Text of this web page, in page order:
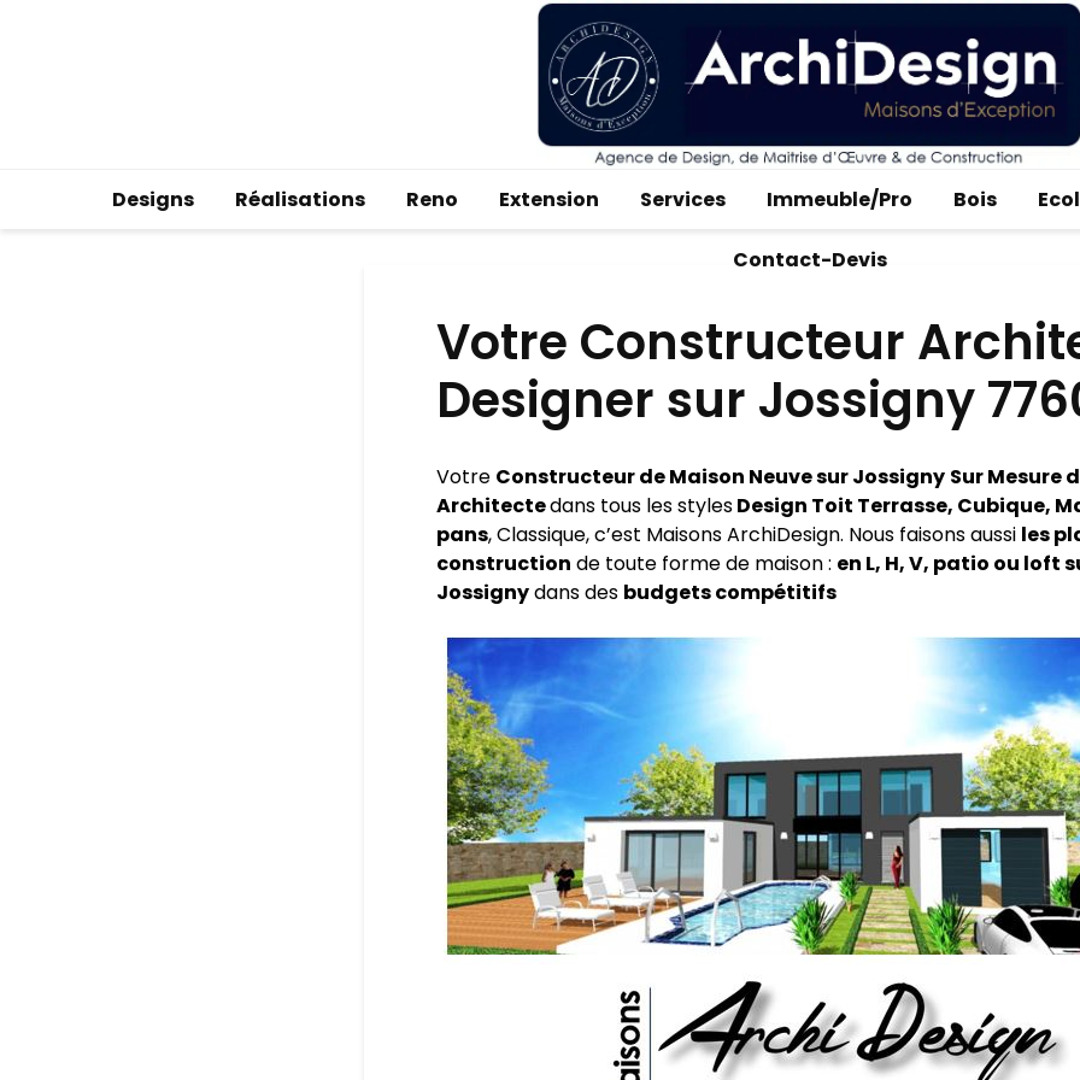
Designs Réalisations Reno Extension Services Immeuble/Pro Bois
Contact-Devis
Votre Constructeur
Designer sur Jossigny
Votre Constructeur de Maison Neuve sur Jossigny Sur Mesure d
Architectedans tous les stylesDesign Toit Terrasse, Cubique,
pans, Classique, c’est Maisons ArchiDesign. Nous faisons aussi les
construction de toute forme de maison : en L, H, V, patio ou loft
Jossignydans des budgets compétitifs